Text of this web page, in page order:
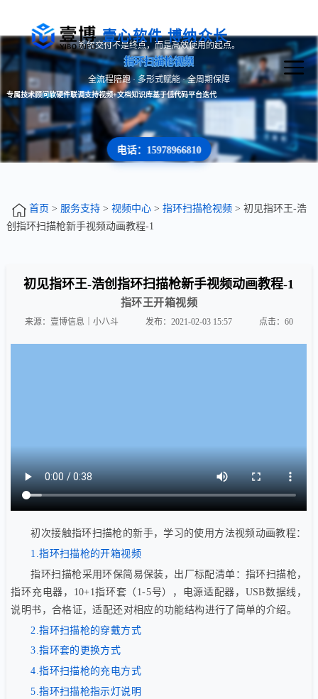
壹心软件 博纳众长
系统交付不是终点，而是高效使用的起点。
指环扫描枪视频
全流程陪跑 · 多形式赋能 · 全周期保障
专属技术顾问软硬件联调支持视频+文档知识库基于低代码平台迭代
电话：15978966810
首页 > 服务支持> 视频中心> 指环扫描枪视频 > 初见指环王-浩
创指环扫描枪新手视频动画教程-1
初见指环王-浩创指环扫描枪新手视频动画教程-1
指环王开箱视频
来源：壹博信息｜小八斗 发布：2021-02-03 15:57 点击：60
初次接触指环扫描枪的新手，学习的使用方法视频动画教程：
1.指环扫描枪的开箱视频
指环扫描枪采用环保简易保装，出厂标配清单：指环扫描枪，
指环充电器，10+1指环套（1-5号），电源适配器，USB数据线，
说明书，合格证，适配还对相应的功能结构进行了简单的介绍。
2.指环扫描枪的穿戴方式
3.指环套的更换方式
4.指环扫描枪的充电方式
5.指环扫描枪指示灯说明